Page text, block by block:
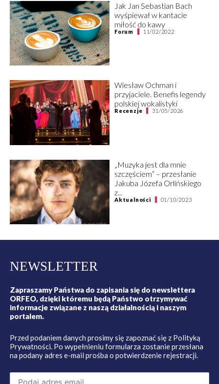
Jak Jan Sebastian Bach
wyśpiewał w kantacie
miłość do kawy
Forum 11/02/2022
Wiesław Ochman i
przyjaciele. Benefis legendy
polskiej wokalistyki
Recenzje 31/05/2026
„Muzyka jest dla mnie
szczęściem” – przesłanie
Jakuba Józefa Orlińskiego
z...
Aktualności 01/10/2023
NEWSLETTER
Zapraszamy Państwa do zapisania się do newslettera
ORFEO, dzięki któremu będą Państwo otrzymywać
informacje związane z naszą działalnością i naszym
portalem.
Przed podaniem danych prosimy się zapoznać się z Polityką
Prywatności. Po wypełnieniu formularza zostanie przesłana
na podany adres e-mail prośba o potwierdzenie rejestracji.